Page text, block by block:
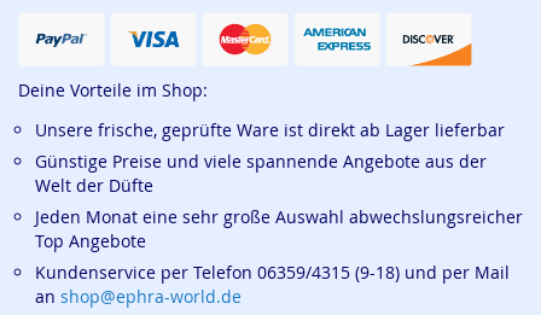
Deine Vorteile im Shop:
Unsere frische, geprüfte Ware ist direkt ab Lager lieferbar
Günstige Preise und viele spannende Angebote aus der
Welt der Düfte
Jeden Monat eine sehr große Auswahl abwechslungsreicher
Top Angebote
Kundenservice per Telefon 06359/4315 (9-18) und per Mail
an shop@ephra-world.de